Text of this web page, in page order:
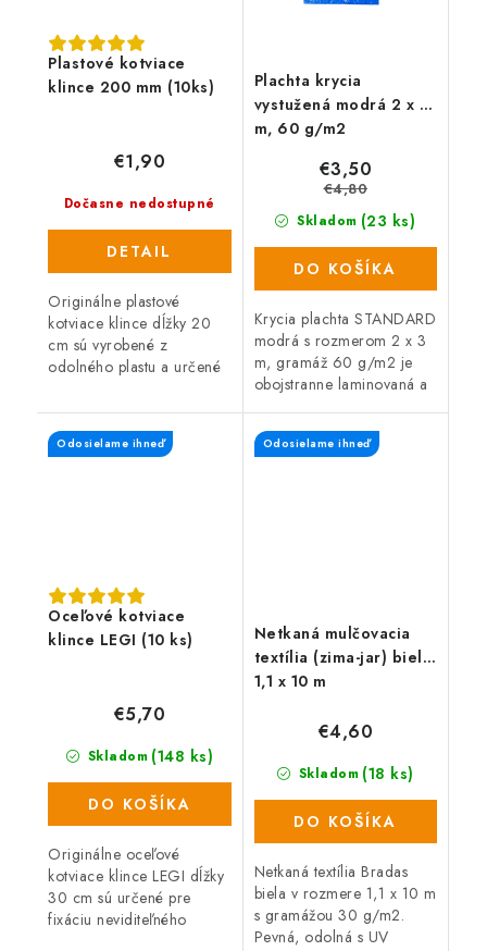
Plastové kotviace
klince 200 mm (10ks)
Dočasne nedostupné
€1,90
DETAIL
Originálne plastové
kotviace klince dĺžky 20
cm sú vyrobené z
odolného plastu a určené
obrubníku alebo k
ukotveniu zatrávňovacích
dlažieb.
Plachta krycia
vystužená modrá 2 x 3
m, 60 g/m2
Skladom (23 ks)
€3,50
€4,80
DO KOŠÍKA
Krycia plachta STANDARD
modrá s rozmerom 2 x 3
m, gramáž 60 g/m2 je
obojstranne laminovaná a
Kryciu plachtu s kovovými
okami využijete v dielni,...
Oceľové kotviace
klince LEGI (10 ks)
Odosielame ihneď
Skladom (148 ks)
€5,70
DO KOŠÍKA
Originálne oceľové
kotviace klince LEGI dĺžky
30 cm sú určené pre
fixáciu neviditeľného
Netkaná mulčovacia
textília (zima-jar) biela,
1,1 x 10 m
Odosielame ihneď
Skladom (18 ks)
€4,60
DO KOŠÍKA
Netkaná textília Bradas
biela v rozmere 1,1 x 10 m
s gramážou 30 g/m2.
Pevná, odolná s UV